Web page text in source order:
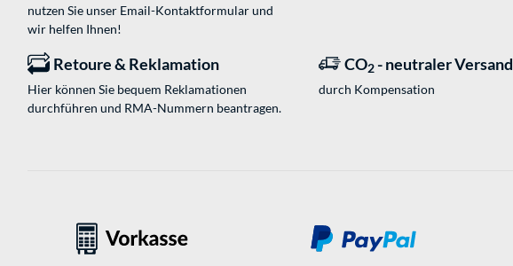
nutzen Sie unser Email-Kontaktformularund
wir helfen Ihnen!
Retoure & Reklamation
Hier können Sie bequem Reklamationen
durchführen und RMA-Nummern beantragen.
CO2 - neutraler Versand
durch Kompensation